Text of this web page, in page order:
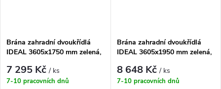
Brána zahradní dvoukřídlá
IDEAL 3605x1750 mm zelená,
7 295 Kč/ ks
7-10 pracovních dnů
Brána zahradní dvoukřídlá
IDEAL 3605x1950 mm zelená,
8 648 Kč/ ks
7-10 pracovních dnů